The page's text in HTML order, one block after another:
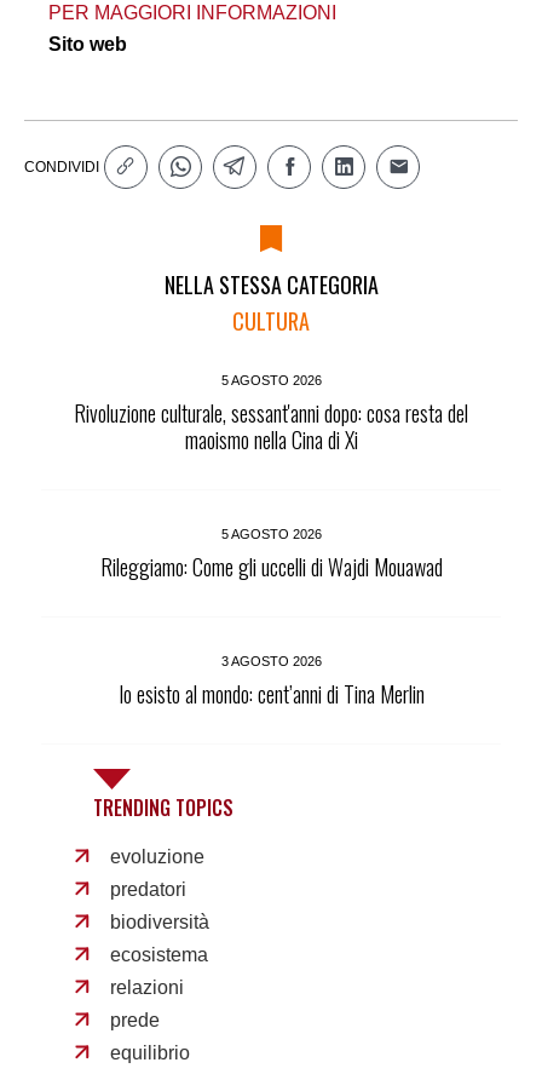
PER MAGGIORI INFORMAZIONI
Sito web
CONDIVIDI
NELLA STESSA CATEGORIA
CULTURA
5 AGOSTO 2026
Rivoluzione culturale, sessant'anni dopo: cosa resta del
maoismo nella Cina di Xi
5 AGOSTO 2026
Rileggiamo: Come gli uccelli di Wajdi Mouawad
3 AGOSTO 2026
Io esisto al mondo: cent’anni di Tina Merlin
TRENDING TOPICS
evoluzione
predatori
biodiversità
ecosistema
relazioni
prede
equilibrio